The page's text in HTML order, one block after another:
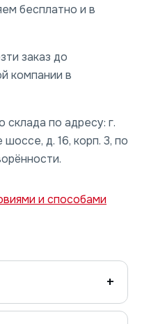
бесплатно и в
заказ до
компании в
по адресу: г.
д. 16, корп. 3, по
и способами